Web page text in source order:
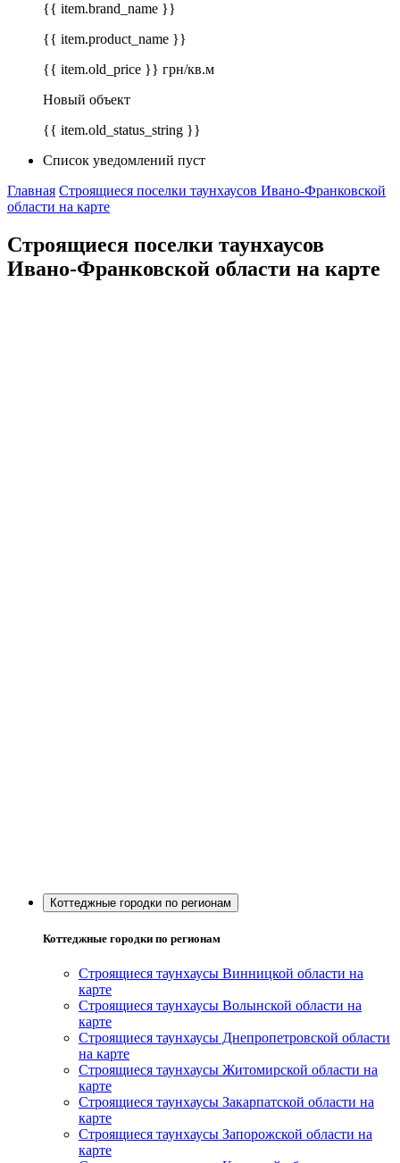
{{ item.brand_name }}
{{ item.product_name }}
{{ item.old_price }} грн/кв.м
Новый объект
{{ item.old_status_string }}
Список уведомлений пуст
Главная Строящиеся поселки таунхаусов Ивано-Франковской
области на карте
Строящиеся поселки таунхаусов
Ивано-Франковской области на карте
Коттеджные городки по регионам
Коттеджные городки по регионам
Строящиеся таунхаусы Винницкой области на
карте
Строящиеся таунхаусы Волынской области на
карте
Строящиеся таунхаусы Днепропетровской области
на карте
Строящиеся таунхаусы Житомирской области на
карте
Строящиеся таунхаусы Закарпатской области на
карте
Строящиеся таунхаусы Запорожской области на
карте